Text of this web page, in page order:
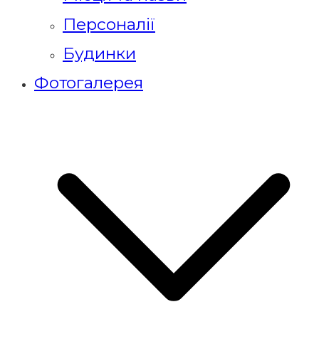
Персоналії
Будинки
Фотогалерея